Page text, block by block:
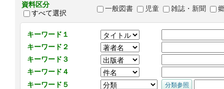
資料区分
すべて選択
一般図書 児童 雑誌・新聞
キーワード１
キーワード２
キーワード３
キーワード４
キーワード５